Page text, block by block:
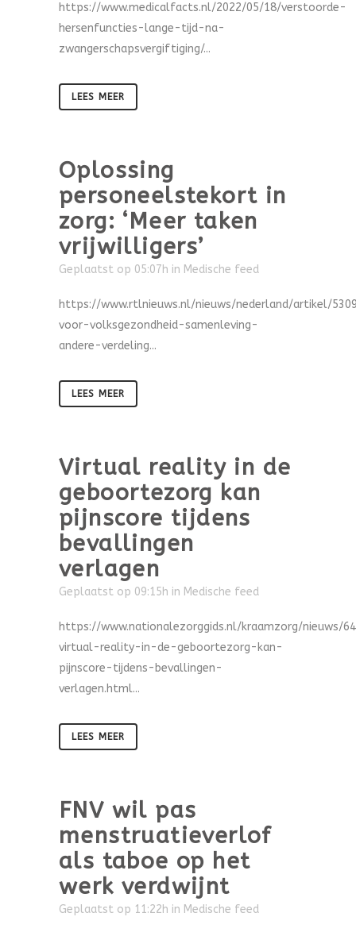
https://www.medicalfacts.nl/2022/05/18/verstoorde-
hersenfuncties-lange-tijd-na-
zwangerschapsvergiftiging/...
LEES MEER
Oplossing
personeelstekort in
zorg: ‘Meer taken
vrijwilligers’
Geplaatst op 05:07h in Medische feed
https://www.rtlnieuws.nl/nieuws/nederland/artikel/
voor-volksgezondheid-samenleving-
andere-verdeling...
LEES MEER
Virtual reality in de
geboortezorg kan
pijnscore tijdens
bevallingen
verlagen
Geplaatst op 09:15h in Medische feed
https://www.nationalezorggids.nl/kraamzorg/nieuws/
virtual-reality-in-de-geboortezorg-kan-
pijnscore-tijdens-bevallingen-
verlagen.html...
LEES MEER
FNV wil pas
menstruatieverlof
als taboe op het
werk verdwijnt
Geplaatst op 11:22h in Medische feed